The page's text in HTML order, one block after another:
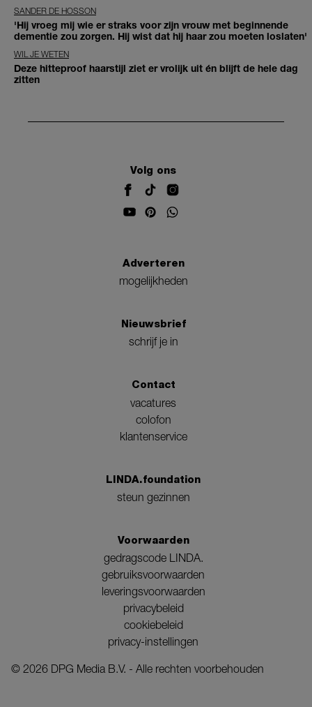
SANDER DE HOSSON
'Hij vroeg mij wie er straks voor zijn vrouw met beginnende
dementie zou zorgen. Hij wist dat hij haar zou moeten loslaten'
WIL JE WETEN
Deze hitteproof haarstijl ziet er vrolijk uit én blijft de hele dag
zitten
Volg ons
Adverteren
mogelijkheden
Nieuwsbrief
schrijf je in
Contact
vacatures
colofon
klantenservice
LINDA.foundation
steun gezinnen
Voorwaarden
gedragscode LINDA.
gebruiksvoorwaarden
leveringsvoorwaarden
privacybeleid
cookiebeleid
privacy-instellingen
© 2026 DPG Media B.V. - Alle rechten voorbehouden